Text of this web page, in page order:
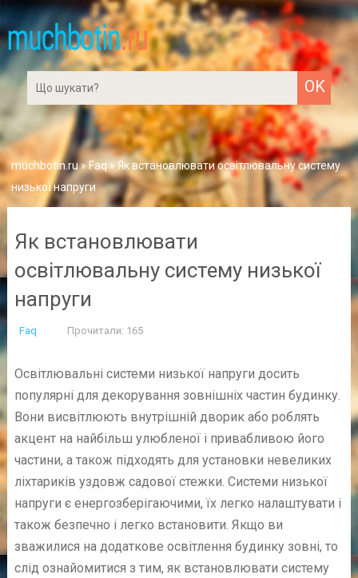
muchbotin.ru» Faq » Як встановлювати освітлювальну систему
низької напруги
Як встановлювати
освітлювальну систему низької
напруги
Faq Прочитали: 165
Освітлювальні системи низької напруги досить
популярні для декорування зовнішніх частин будинку.
Вони висвітлюють внутрішній дворик або роблять
акцент на найбільш улюбленої і привабливою його
частини, а також підходять для установки невеликих
ліхтариків уздовж садової стежки. Системи низької
напруги є енергозберігаючими, їх легко налаштувати і
також безпечно і легко встановити. Якщо ви
зважилися на додаткове освітлення будинку зовні, то
слід ознайомитися з тим, як встановлювати систему